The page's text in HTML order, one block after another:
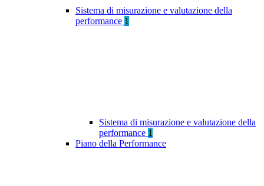
Sistema di misurazione e valutazione della
performance 1
Sistema di misurazione e valutazione della
performance 1
Piano della Performance